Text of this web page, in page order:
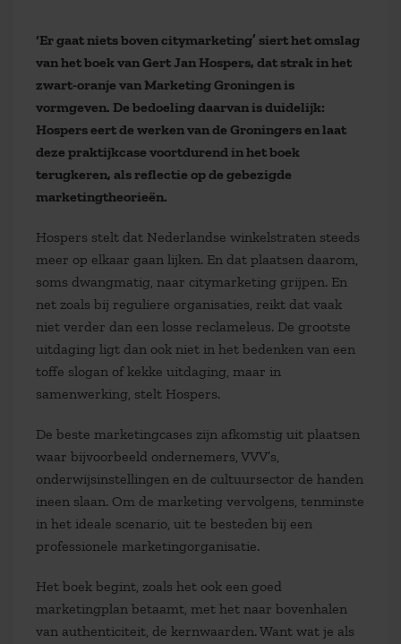
‘Er gaat niets boven citymarketing’ siert het omslag
van het boek van Gert Jan Hospers, dat strak in het
zwart-oranje van Marketing Groningen is
vormgeven. De bedoeling daarvan is duidelijk:
Hospers eert de werken van de Groningers en laat
deze praktijkcase voortdurend in het boek
terugkeren, als reflectie op de gebezigde
marketingtheorieën.
Hospers stelt dat Nederlandse winkelstraten steeds
meer op elkaar gaan lijken. En dat plaatsen daarom,
soms dwangmatig, naar citymarketing grijpen. En
net zoals bij reguliere organisaties, reikt dat vaak
niet verder dan een losse reclameleus. De grootste
uitdaging ligt dan ook niet in het bedenken van een
toffe slogan of kekke uitdaging, maar in
samenwerking, stelt Hospers.
De beste marketingcases zijn afkomstig uit plaatsen
waar bijvoorbeeld ondernemers, VVV’s,
onderwijsinstellingen en de cultuursector de handen
ineen slaan. Om de marketing vervolgens, tenminste
in het ideale scenario, uit te besteden bij een
professionele marketingorganisatie.
Het boek begint, zoals het ook een goed
marketingplan betaamt, met het naar bovenhalen
van authenticiteit, de kernwaarden. Want wat je als